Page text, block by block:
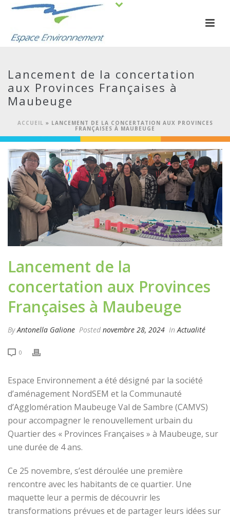
Lancement de la concertation
aux Provinces Françaises à
Maubeuge
ACCUEIL » LANCEMENT DE LA CONCERTATION AUX PROVINCES
FRANÇAISES À MAUBEUGE
Lancement de la
concertation aux Provinces
Françaises à Maubeuge
ByAntonella Galione Posted novembre 28, 2024 InActualité
0
Espace Environnement a été désigné par la société
d’aménagement NordSEM et la Communauté
d’Agglomération Maubeuge Val de Sambre (CAMVS)
pour accompagner le renouvellement urbain du
Quartier des « Provinces Françaises » à Maubeuge, sur
une durée de 4 ans.
Ce 25 novembre, s’est déroulée une première
rencontre avec les habitants de ce quartier. Une
maquette leur a permis de découvrir les
transformations prévues et de partager leurs idées sur